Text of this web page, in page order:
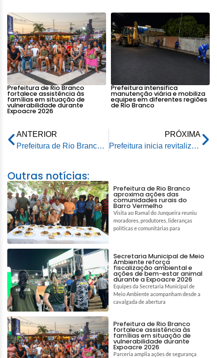
Prefeitura de Rio Branco
fortalece assistência às
famílias em situação de
vulnerabilidade durante
Expoacre 2026
Prefeitura intensifica
manutenção viária e mobiliza
equipes em diferentes regiões
de Rio Branco
ANTERIOR
Prefeitura de Rio Branco reinaugura e credencia Creche Municipal Gumercindo Bessa, no Universitário III
PRÓXIMA
Prefeitura inicia revitalização de parquinho no Educandário Santa Margarida
Outras notícias:
Prefeitura de Rio Branco
aproxima ações das
comunidades rurais do
Barro Vermelho
Visita ao Ramal do Junqueira reuniu
moradores, produtores, lideranças
políticas e comunitárias para
Secretaria Municipal de Meio
Ambiente reforça
fiscalização ambiental e
ações de bem-estar animal
durante a Expoacre 2026
Equipes da Secretaria Municipal de
Meio Ambiente acompanham desde a
cavalgada de abertura
Prefeitura de Rio Branco
fortalece assistência às
famílias em situação de
vulnerabilidade durante
Expoacre 2026
Parceria amplia ações de segurança